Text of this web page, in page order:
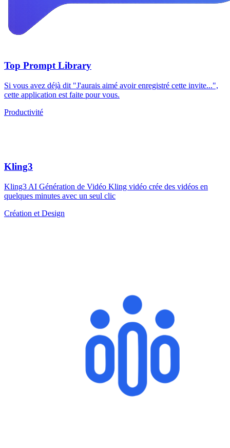
Top Prompt Library
Si vous avez déjà dit "J'aurais aimé avoir enregistré cette invite...",
cette application est faite pour vous.
Productivité
Kling3
Kling3 AI Génération de Vidéo Kling vidéo crée des vidéos en
quelques minutes avec un seul clic
Création et Design